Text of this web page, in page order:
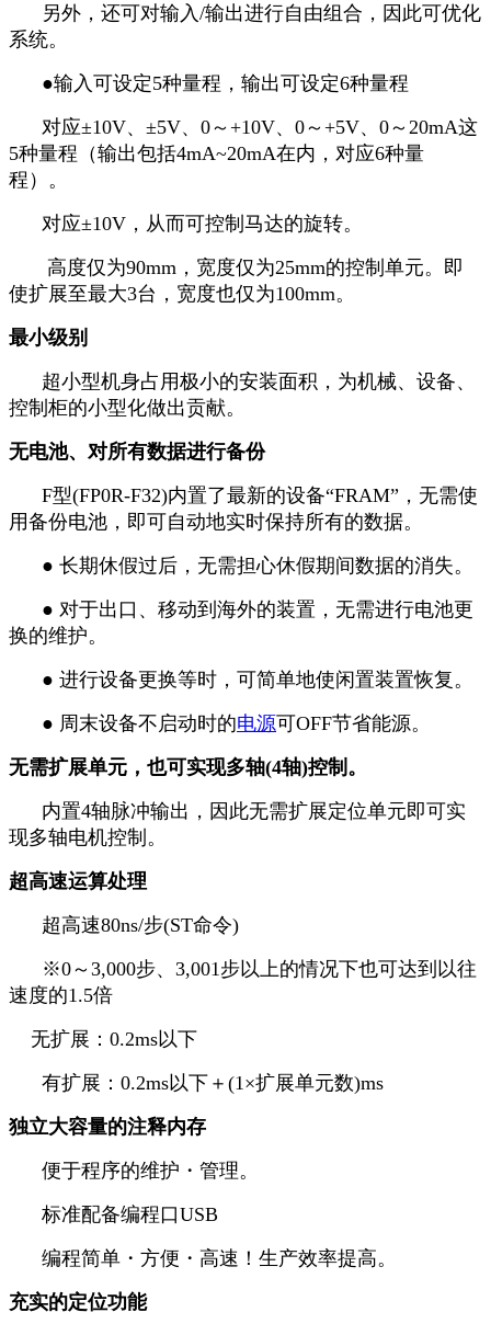
另外，还可对输入/输出进行自由组合，因此可优化
系统。
●输入可设定5种量程，输出可设定6种量程
对应±10V、±5V、0～+10V、0～+5V、0～20mA这
5种量程（输出包括4mA~20mA在内，对应6种量
程）。
对应±10V，从而可控制马达的旋转。
高度仅为90mm，宽度仅为25mm的控制单元。即
使扩展至最大3台，宽度也仅为100mm。
最小级别
超小型机身占用极小的安装面积，为机械、设备、
控制柜的小型化做出贡献。
无电池、对所有数据进行备份
F型(FP0R-F32)内置了最新的设备“FRAM”，无需使
用备份电池，即可自动地实时保持所有的数据。
● 长期休假过后，无需担心休假期间数据的消失。
● 对于出口、移动到海外的装置，无需进行电池更
换的维护。
● 进行设备更换等时，可简单地使闲置装置恢复。
● 周末设备不启动时的电源可OFF节省能源。
无需扩展单元，也可实现多轴(4轴)控制。
内置4轴脉冲输出，因此无需扩展定位单元即可实
现多轴电机控制。
超高速运算处理
超高速80ns/步(ST命令)
※0～3,000步、3,001步以上的情况下也可达到以往
速度的1.5倍
无扩展：0.2ms以下
有扩展：0.2ms以下＋(1×扩展单元数)ms
独立大容量的注释内存
便于程序的维护・管理。
标准配备编程口USB
编程简单・方便・高速！生产效率提高。
充实的定位功能